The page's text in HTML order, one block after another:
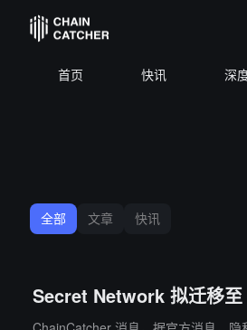
首页 快讯 深
全部 文章 快讯
Secret Network 拟迁移